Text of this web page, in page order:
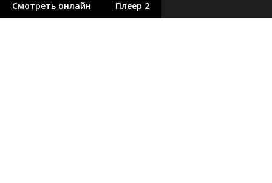
Смотреть онлайн Плеер 2